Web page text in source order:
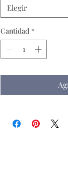
Elegir
Cantidad *